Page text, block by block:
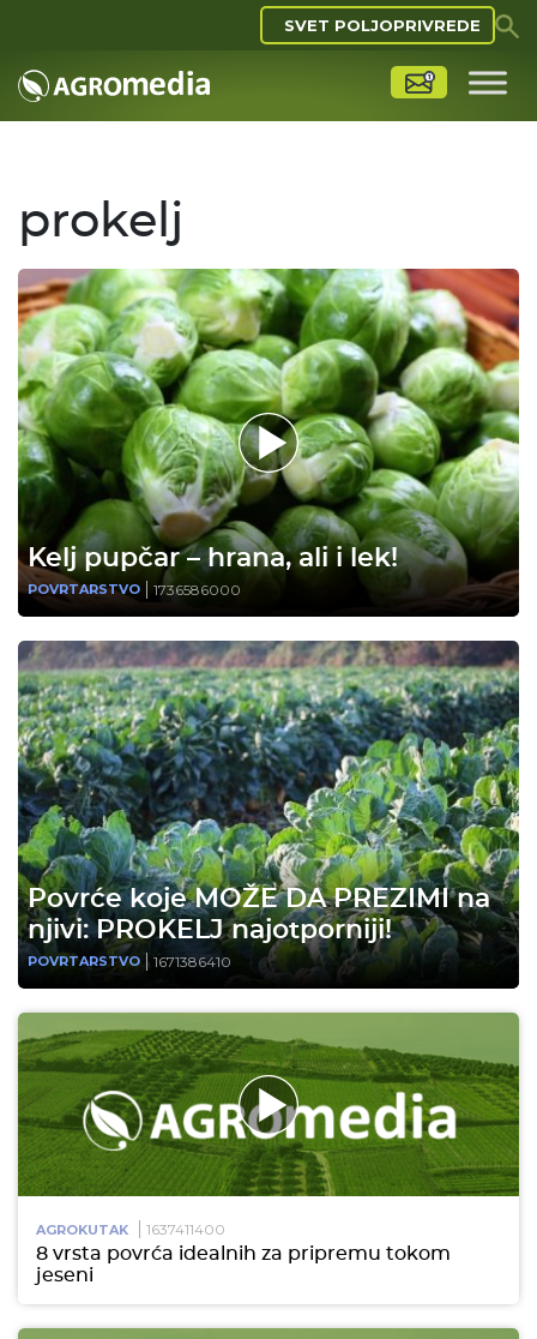
SVET POLJOPRIVREDE
prokelj
Kelj pupčar – hrana, ali i lek!
POVRTARSTVO 1736586000
Povrće koje MOŽE DA PREZIMI na
njivi: PROKELJ najotporniji!
POVRTARSTVO 1671386410
AGROKUTAK 1637411400
8 vrsta povrća idealnih za pripremu tokom
jeseni